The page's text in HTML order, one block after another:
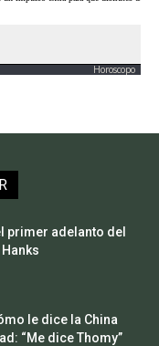
Horoscopo
primer adelanto del
le dice la China
“Me dice Thomy”